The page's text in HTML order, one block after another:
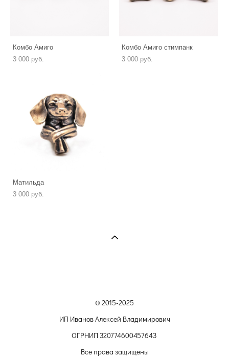
Комбо Амиго
3 000 pуб.
Комбо Амиго стимпанк
3 000 pуб.
Матильда
3 000 pуб.
© 2015-2025
ИП Иванов Алексей Владимирович
ОГРНИП 320774600457643
Все права защищены